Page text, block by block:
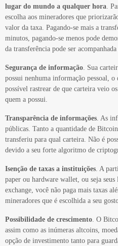
lugar do mundo a qualquer hora .
escolha aos mineradores que
valor da taxa. Pagando-se mais a
minutos, pagando-se menos pode
da transferência pode ser acompanhada
Segurança de informação . Sua
possui nenhuma informação pessoal,
possível rastrear de que carteira veio
quem a possui.
Transparência de informações . As
públicas. Tanto a quantidade de
transferiu para qual carteira. Não é
devido a seu forte algoritmo de
Isenção de taxas a instituições . A
paper ou hardware wallet, ou seja
exchange, você não paga mais taxas
mineradores que é escolhida a seu
Possibilidade de crescimento . O
assim como as inúmeras altcoins,
opção de investimento tanto para